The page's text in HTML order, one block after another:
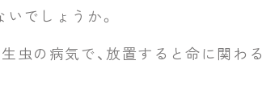
でしょうか。
虫の病気で、放置すると命に関わる